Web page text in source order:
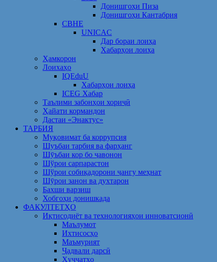
Донишгоҳи Пиза
Донишгоҳи Кантабрия
CBHE
UNICAC
Дар бораи лоиҳа
Хабарҳои лоиҳа
Ҳамкорон
Лоихаҳо
IQEduU
Хабарҳои лоиҳа
ICEG Хабар
Таълими забонҳои хориҷӣ
Ҳайати кормандон
Дастаи «Энактус»
ТАРБИЯ
Муқовимат ба коррупсия
Шуъбаи тарбия ва фарҳанг
Шӯъбаи кор бо ҷавонон
Шўрои сарпарастон
Шўрои собиқадорони ҷангу меҳнат
Шӯрои занон ва духтарон
Бахши варзиш
Хобгоҳи донишкада
ФАКУЛТЕТҲО
Иқтисодиёт ва технологияҳои инноватсионӣ
Маълумот
Ихтисосҳо
Маъмурият
Ҷадвали дарсӣ
Ҳуҷҷатҳо